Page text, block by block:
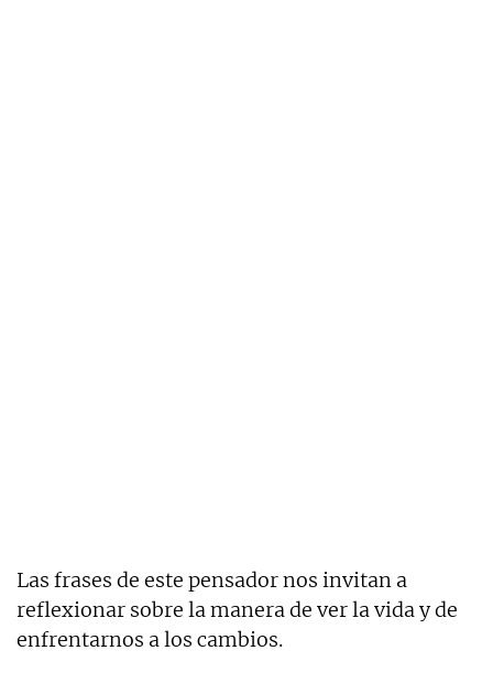
Las frases de este pensador nos invitan a
reflexionar sobre la manera de ver la vida y de
enfrentarnos a los cambios.